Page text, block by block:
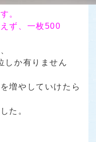
。
ず、一枚500
しか有りません
増やしていけたら
た。